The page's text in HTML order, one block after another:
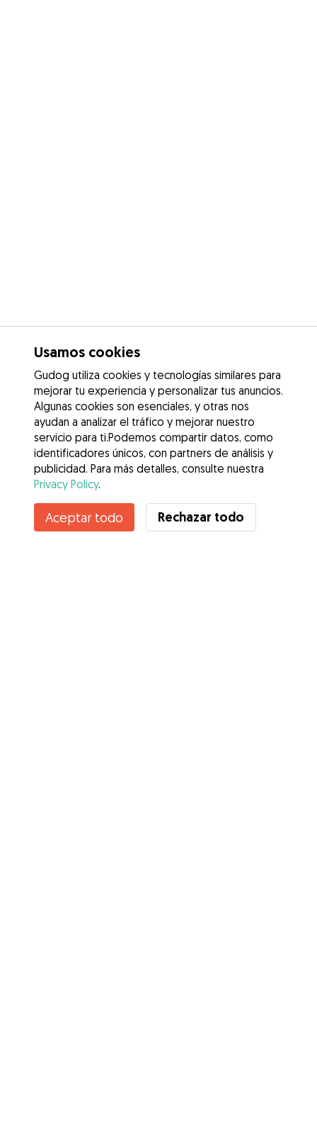
Usamos cookies
Gudog utiliza cookies y tecnologías similares para
mejorar tu experiencia y personalizar tus anuncios.
Algunas cookies son esenciales, y otras nos
ayudan a analizar el tráfico y mejorar nuestro
servicio para ti.Podemos compartir datos, como
identificadores únicos, con partners de análisis y
publicidad. Para más detalles, consulte nuestra
Privacy Policy.
Aceptar todo Rechazar todo